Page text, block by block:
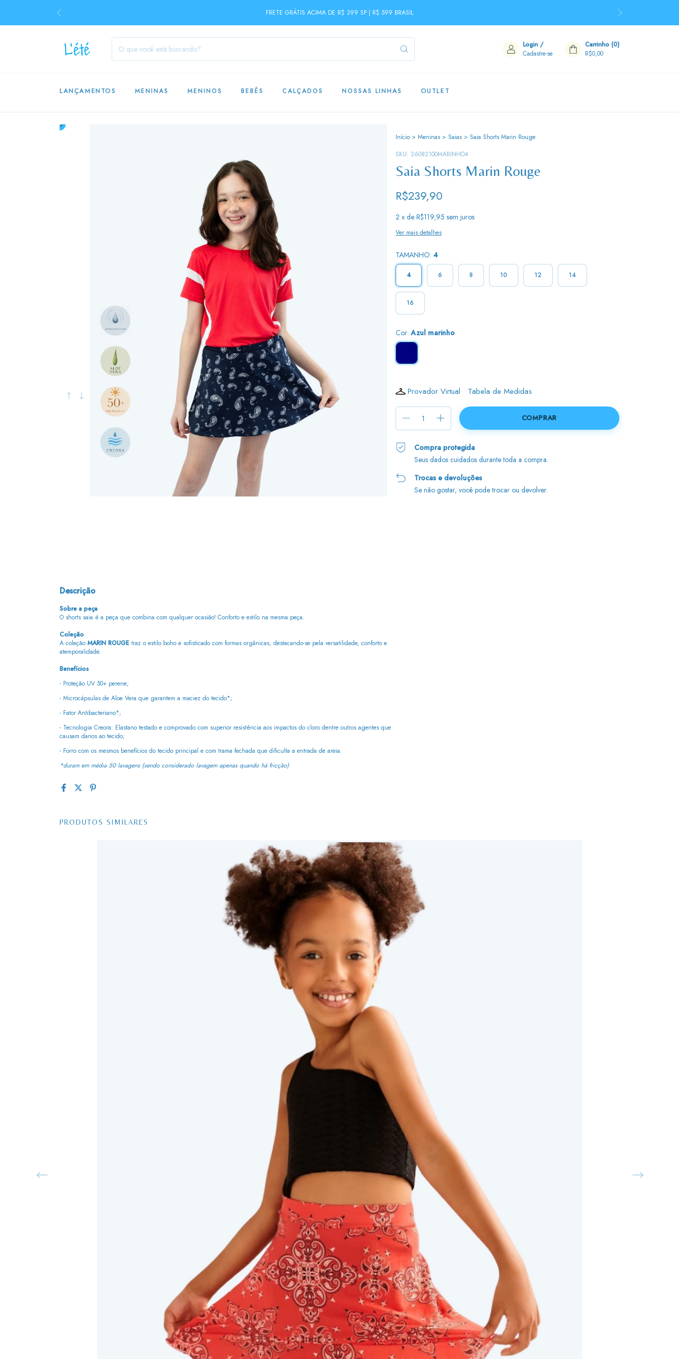
FRETE GRÁTIS ACIMA DE R$ 399 SP | R$ 599 BRASIL
Login /
Cadastre-se
Carrinho (0)
R$0,00
LANÇAMENTOS MENINAS MENINOS BEBÊS CALÇADOS NOSSAS LINHAS OUTLET
Início > Meninas > Saias > Saia Shorts Marin Rouge
SKU: 26082100MARINHO4
Saia Shorts Marin Rouge
R$239,90
2 x de R$119,95 sem juros
Ver mais detalhes
TAMANHO: 4
4 6 8 10 12 14
16
Cor: Azul marinho
Provador Virtual Tabela de Medidas
Compra protegida
Seus dados cuidados durante toda a compra.
Trocas e devoluções
Se não gostar, você pode trocar ou devolver.
Descrição
Sobre a peça
O shorts saia é a peça que combina com qualquer ocasião! Conforto e estilo na mesma peça.
Coleção
A coleção MARIN ROUGE traz o estilo boho e sofisticado com formas orgânicas, destacando-se pela versatilidade, conforto e
atemporalidade.
Benefícios
- Proteção UV 50+ perene;
- Microcápsulas de Aloe Vera que garantem a maciez do tecido*;
- Fator Antibacteriano*;
- Tecnologia Creora: Elastano testado e comprovado com superior resistência aos impactos do cloro dentre outros agentes que
causam danos ao tecido;
- Forro com os mesmos benefícios do tecido principal e com trama fechada que dificulta a entrada de areia.
*duram em média 50 lavagens (sendo considerado lavagem apenas quando há fricção)
PRODUTOS SIMILARES